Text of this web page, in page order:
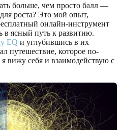
больше, чем просто балл —
роста? Это мой опыт,
онлайн-инструмент
в ясный путь к развитию.
EQ и углубившись в их
путешествие, которое по-
вижу себя и взаимодействую с